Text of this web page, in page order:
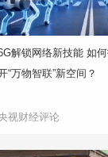
解锁网络新技能 如
“万物智联”新空间？
视财经评论